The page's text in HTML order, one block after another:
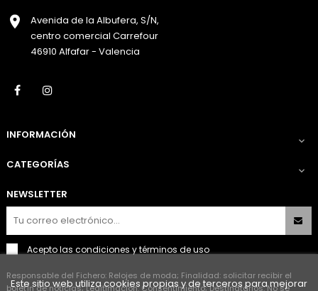
Avenida de la Albufera, S/N,
centro comercial Carrefour
46910 Alfafar - Valencia
Facebook
INFORMACIÓN 
CATEGORÍAS 
NEWSLETTER
Acepto las condiciones y términos de uso
Responsable del Fichero: Relojes de moda; Finalidad: solicitar recibir el
boletín de noticias; Legitimación: Consentimiento; Destinatarios: No se
Este sitio web utiliza cookies propias y de terceros para mejorar